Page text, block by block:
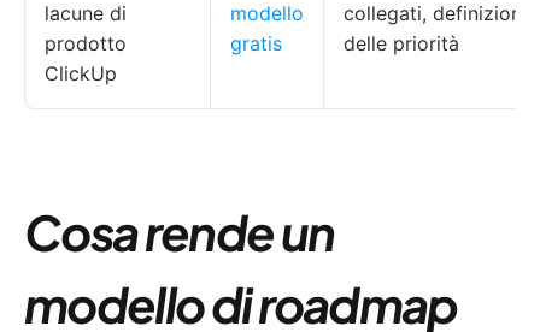
lacune di
prodotto
ClickUp
modello
gratis
collegati, definizione
delle priorità
Cosa rende un
modello di roadmap